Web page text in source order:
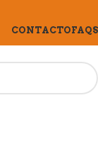
CONTACTOFAQS